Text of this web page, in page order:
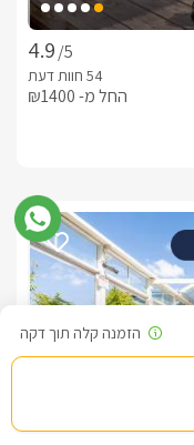
/5
החל מ- ₪1400